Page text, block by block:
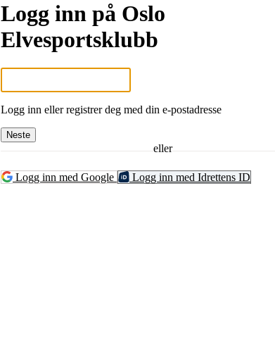
Logg inn på Oslo
Elvesportsklubb
Logg inn eller registrer deg med din e-postadresse
Neste
eller
Logg inn med Google Logg inn med Idrettens ID